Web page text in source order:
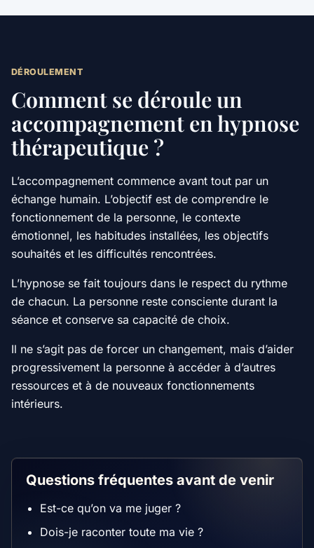
DÉROULEMENT
Comment se déroule un
accompagnement en hypnose
thérapeutique ?
L’accompagnement commence avant tout par un
échange humain. L’objectif est de comprendre le
fonctionnement de la personne, le contexte
émotionnel, les habitudes installées, les objectifs
souhaités et les difficultés rencontrées.
L’hypnose se fait toujours dans le respect du rythme
de chacun. La personne reste consciente durant la
séance et conserve sa capacité de choix.
Il ne s’agit pas de forcer un changement, mais d’aider
progressivement la personne à accéder à d’autres
ressources et à de nouveaux fonctionnements
intérieurs.
Questions fréquentes avant de venir
Est-ce qu’on va me juger ?
Dois-je raconter toute ma vie ?